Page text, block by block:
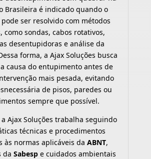
Brasileira é indicado quando o
ser resolvido com métodos
como sondas, cabos rotativos,
desentupidoras e análise da
forma, a Ajax Soluções busca
causa do entupimento antes de
mais pesada, evitando
de pisos, paredes ou
sempre que possível.
Ajax Soluções trabalha seguindo
técnicas e procedimentos
às normas aplicáveis daABNT,
da Sabespe cuidados ambientais